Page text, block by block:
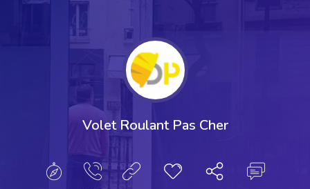
Volet Roulant Pas Cher